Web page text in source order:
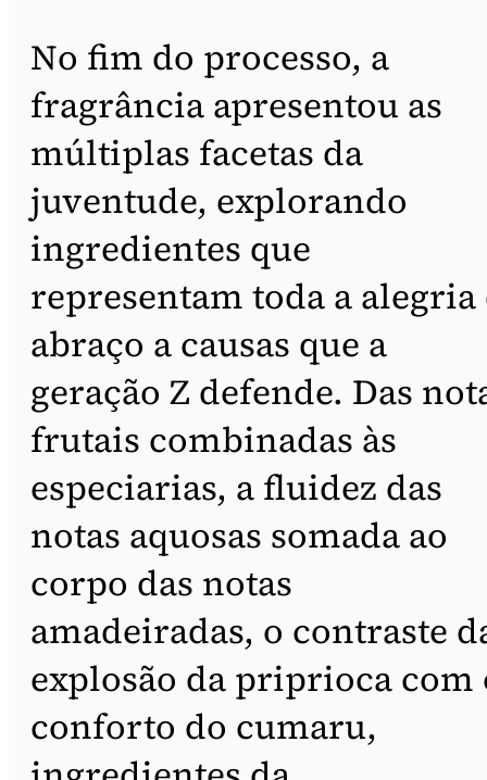
No fim do processo, a
fragrância apresentou as
múltiplas facetas da
juventude, explorando
ingredientes que
representam toda a alegria
abraço a causas que a
geração Z defende. Das
frutais combinadas às
especiarias, a fluidez das
notas aquosas somada ao
corpo das notas
amadeiradas, o contraste
explosão da priprioca com
conforto do cumaru,